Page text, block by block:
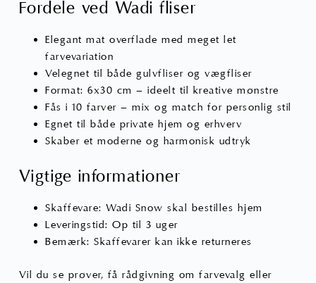
Fordele ved Wadi fliser
Elegant mat overflade med meget let
farvevariation
Velegnet til både gulvfliser og vægfliser
Format: 6x30 cm – ideelt til kreative mønstre
Fås i 10 farver – mix og match for personlig stil
Egnet til både private hjem og erhverv
Skaber et moderne og harmonisk udtryk
Vigtige informationer
Skaffevare: Wadi Snow skal bestilles hjem
Leveringstid: Op til 3 uger
Bemærk: Skaffevarer kan ikke returneres
Vil du se prøver, få rådgivning om farvevalg eller